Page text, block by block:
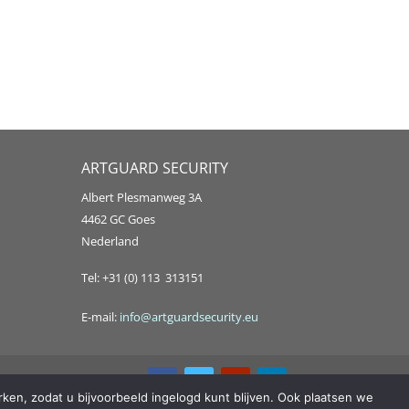
ARTGUARD SECURITY
Albert Plesmanweg 3A
4462 GC Goes
Nederland
Tel: +31 (0) 113 313151
E-mail: info@artguardsecurity.eu
zodat u bijvoorbeeld ingelogd kunt blijven. Ook plaatsen we